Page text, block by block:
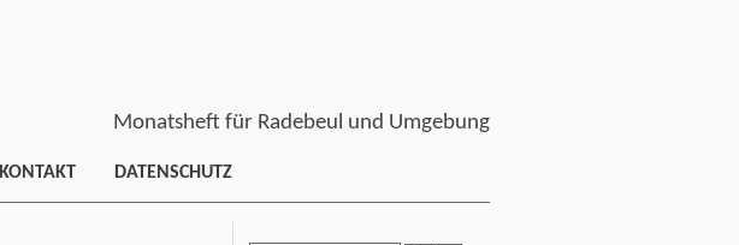
Monatsheft für Radebeul und Umgebung
KONTAKT DATENSCHUTZ